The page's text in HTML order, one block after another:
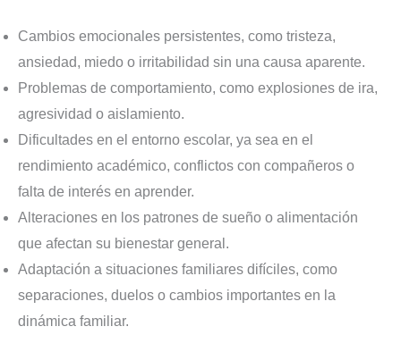
Cambios emocionales persistentes, como tristeza,
ansiedad, miedo o irritabilidad sin una causa aparente.
Problemas de comportamiento, como explosiones de ira,
agresividad o aislamiento.
Dificultades en el entorno escolar, ya sea en el
rendimiento académico, conflictos con compañeros o
falta de interés en aprender.
Alteraciones en los patrones de sueño o alimentación
que afectan su bienestar general.
Adaptación a situaciones familiares difíciles, como
separaciones, duelos o cambios importantes en la
dinámica familiar.